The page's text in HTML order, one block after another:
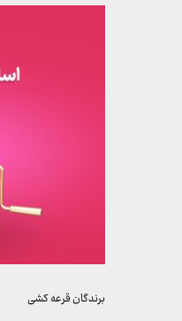
برندگان قرعه کشی